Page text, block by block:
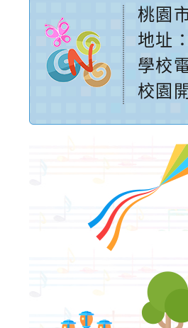
桃園
地址：
學校
校園